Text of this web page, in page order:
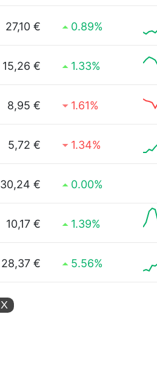
27,10 € 0.89%
15,26 € 1.33%
8,95 € 1.61%
5,72 € 1.34%
30,24 € 0.00%
10,17 € 1.39%
28,37 € 5.56%
X